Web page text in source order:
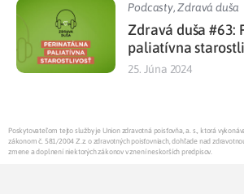
Podcasty,Zdravá duša
Zdravá duša #63:
paliatívna
25. Júna 2024
Poskytovateľom tejto služby je Union zdravotná poisťovňa, a. s., ktorá
zákonom č. 581/2004 Z.z. o zdravotných poisťovniach, dohľade nad
zmene a doplnení niektorých zákonov v znení neskorších predpisov.